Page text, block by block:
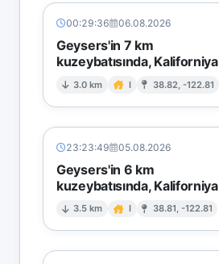
00:29:36 06.08.2026
Geysers'in 7 km
kuzeybatısında, Kaliforniya
3.0 km I 38.82, -122.81
23:23:49 05.08.2026
Geysers'in 6 km
kuzeybatısında, Kaliforniya
3.5 km I 38.81, -122.81